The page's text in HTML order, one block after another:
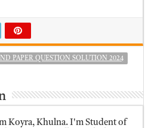
PAPER QUESTION SOLUTION 2024
Koyra, Khulna. I'm Student of